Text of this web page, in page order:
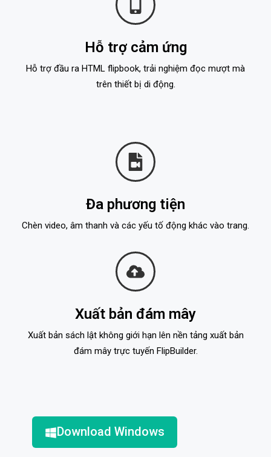
Hỗ trợ cảm ứng
Hỗ trợ đầu ra HTML flipbook, trải nghiệm đọc mượt mà
trên thiết bị di động.
Đa phương tiện
Chèn video, âm thanh và các yếu tố động khác vào trang.
Xuất bản đám mây
Xuất bản sách lật không giới hạn lên nền tảng xuất bản
đám mây trực tuyến FlipBuilder.
Download Windows